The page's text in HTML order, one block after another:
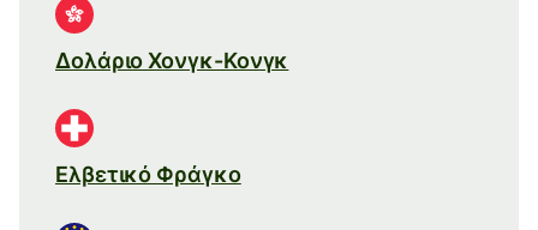
Δολάριο Χονγκ-Κονγκ
Ελβετικό Φράγκο